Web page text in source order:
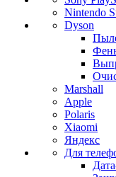
Nintendo
Dyson
Marshall
Apple
Polaris
Xiaomi
Яндекс
Для